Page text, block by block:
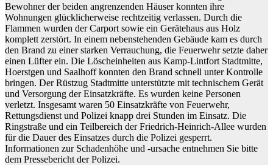
Bewohner der beiden angrenzenden Häuser konnten ihre
Wohnungen glücklicherweise rechtzeitig verlassen. Durch die
Flammen wurden der Carport sowie ein Gerätehaus aus Holz
komplett zerstört. In einem nebenstehenden Gebäude kam es durch
den Brand zu einer starken Verrauchung, die Feuerwehr setzte daher
einen Lüfter ein. Die Löscheinheiten aus Kamp-Lintfort Stadtmitte,
Hoerstgen und Saalhoff konnten den Brand schnell unter Kontrolle
bringen. Der Rüstzug Stadtmitte unterstützte mit technischem Gerät
und Versorgung der Einsatzkräfte. Es wurden keine Personen
verletzt. Insgesamt waren 50 Einsatzkräfte von Feuerwehr,
Rettungsdienst und Polizei knapp drei Stunden im Einsatz. Die
Ringstraße und ein Teilbereich der Friedrich-Heinrich-Allee wurden
für die Dauer des Einsatzes durch die Polizei gesperrt.
Informationen zur Schadenhöhe und -ursache entnehmen Sie bitte
dem Pressebericht der Polizei.